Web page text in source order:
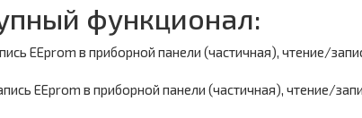
функционал:
EEprom в приборной панели (частичная), чтение/
EEprom в приборной панели (частичная), чтение/